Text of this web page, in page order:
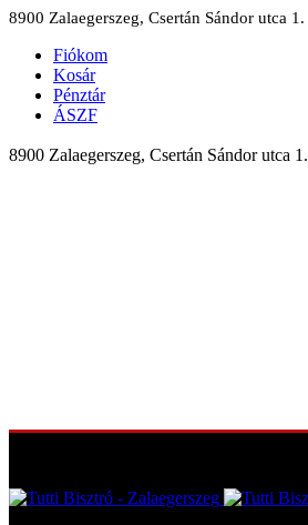
8900 Zalaegerszeg, Csertán Sándor utca 1.
Fiókom
Kosár
Pénztár
ÁSZF
8900 Zalaegerszeg, Csertán Sándor utca 1.